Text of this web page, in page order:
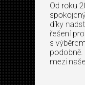
Od roku
díky
řešení
s
podobně.
mezi